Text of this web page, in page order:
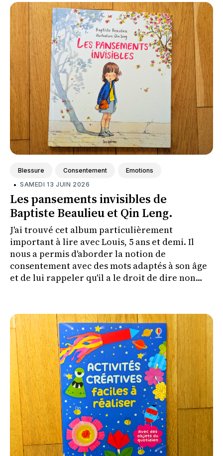
Blessure Consentement Emotions
• SAMEDI 13 JUIN 2026
Les pansements invisibles de
Baptiste Beaulieu et Qin Leng.
J'ai trouvé cet album particulièrement
important à lire avec Louis, 5 ans et demi. Il
nous a permis d'aborder la notion de
consentement avec des mots adaptés à son âge
et de lui rappeler qu'il a le droit de dire non